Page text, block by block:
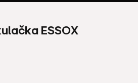
ESSOX